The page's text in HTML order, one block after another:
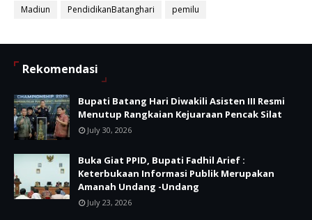
Madiun
PendidikanBatanghari pemilu
Rekomendasi
Bupati Batang Hari Diwakili Asisten III Resmi
Menutup Rangkaian Kejuaraan Pencak Silat
July 30, 2026
Buka Giat PPID, Bupati Fadhil Arief :
Keterbukaan Informasi Publik Merupakan
Amanah Undang -Undang
July 23, 2026